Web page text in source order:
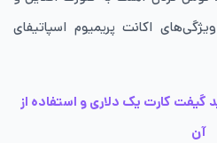
اکانت پریمیوم اسپاتیفای
گیفت کارت یک دلاری و استفاده از
آن